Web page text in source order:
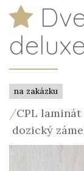
na zakázku
/CPL
dozický